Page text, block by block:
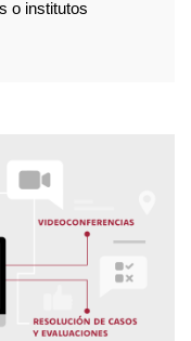
o institutos